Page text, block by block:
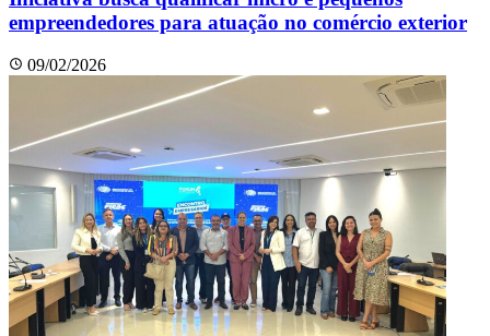
empreendedores para atuação no comércio exterior
09/02/2026